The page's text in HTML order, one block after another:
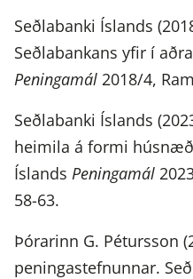
Seðlabanki Íslands
Seðlabankans yfir í
Peningamál 2018/4,
Seðlabanki Íslands
heimila á formi
Íslands Peningamál
58-63.
Þórarinn G. Pétursson
peningastefnunnar.